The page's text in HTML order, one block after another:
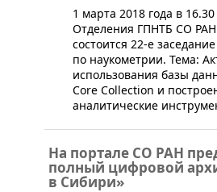
1 марта 2018 года в
Отделения ГПНТБ СО
состоится 22-е
по наукометрии. ​Тема:
использования базы
Core Collection и
аналитические
На портале СО РАН
полный цифровой
в Сибири»